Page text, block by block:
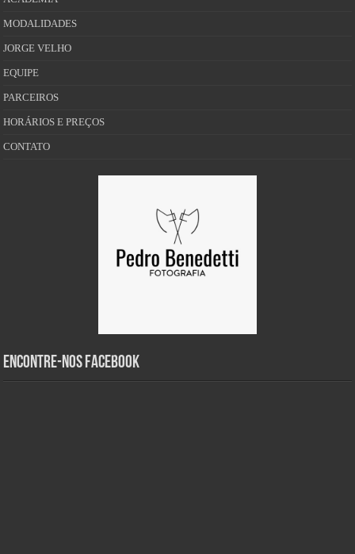
MODALIDADES
JORGE VELHO
EQUIPE
PARCEIROS
HORÁRIOS E PREÇOS
CONTATO
Encontre-nos Facebook